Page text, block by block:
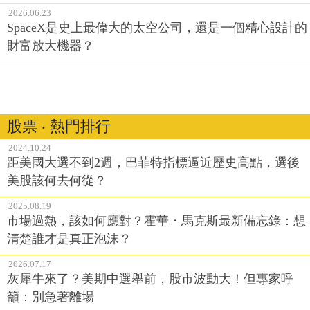
2026.06.23
SpaceX是史上最偉大的太空公司，還是一個精心設計的
財富放大機器？
股票 ‧ 熱門排行
2024.10.24
距美國大選不到2週，巴菲特指標逼近歷史高點，選後
美股該何去何從？
2025.08.19
市場過熱，該如何應對？霍華・馬克斯最新備忘錄：想
清楚誰才是真正泡沫？
2026.07.17
灰犀牛來了？美期中選舉前，股市波動大！但專家呼
籲：別急著離場